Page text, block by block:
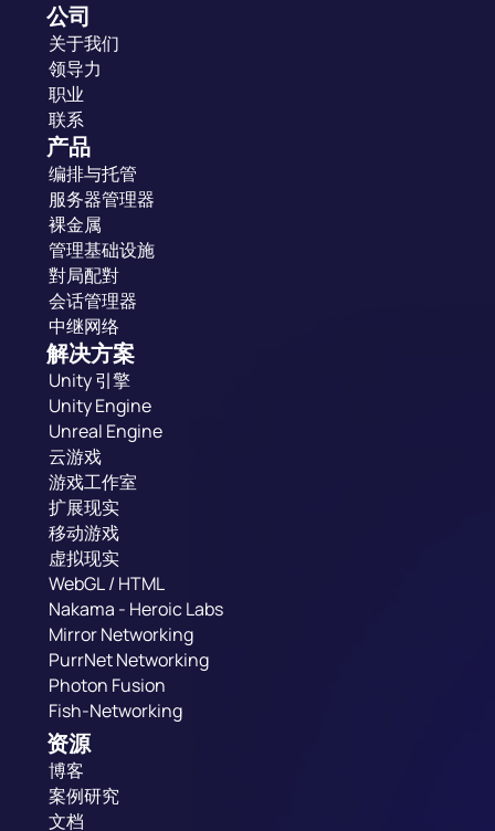
公司
关于我们
领导力
职业
联系
产品
编排与托管
服务器管理器
裸金属
管理基础设施
對局配對
会话管理器
中继网络
解决方案
Unity 引擎
Unity Engine
Unreal Engine
云游戏
游戏工作室
扩展现实
移动游戏
虚拟现实
WebGL / HTML
Nakama - Heroic Labs
Mirror Networking
PurrNet Networking
Photon Fusion
Fish-Networking
资源
博客
案例研究
文档